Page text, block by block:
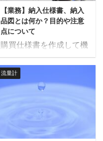
コンベヤと最低限のメン
テナンス歩廊はメーカー
...
ます。制御盤の場合は、
機器の一連の動きがPLC
やリレー、調節計等によ
って制御を行いますが、
現場操作盤の場合は「運
転、停止」などのような
簡易な動きをさせるのが
一般的です。 DCSでの
現場操作盤を用いた現場
での操作命令の両方を受
ける場合は次のような図
【業務】納入仕様書、納入
品図とは何か？目的や注意
点について
購買仕様書を作成して機
器を発注した後、メーカ
ーより提出される重要書
類の１つとして納入仕様
書があります。 この記事
かについて解説します。
納入仕様書とは 納入仕様
流量計